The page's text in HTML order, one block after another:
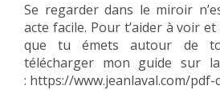
Se regarder dans le miroir
acte facile. Pour t’aider à voir
que tu émets autour de
télécharger mon guide sur
: https://www.jeanlaval.com/